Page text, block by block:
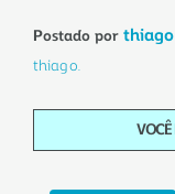
Postado por thiago
thiago.
VOCÊ